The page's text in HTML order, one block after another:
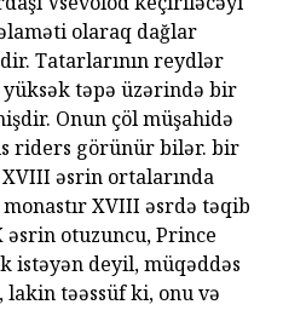
olaraq dağlar
Tatarlarının reydlər
təpə üzərində bir
Onun çöl müşahidə
riders görünür bilər. bir
XVIII əsrin ortalarında
XVIII əsrdə təqib
əsrin otuzuncu, Prince
istəyən deyil, müqəddəs
lakin təəssüf ki, onu və